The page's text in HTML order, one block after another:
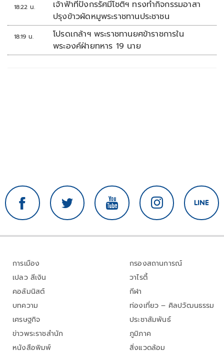
18:22 น.
เจ้าฟ้าทีปังกรรัศมีโชติฯ ทรงทำกิจกรรมอาสา
ปรุงข้าวผัดหมูพระราชทานประชาชน
18:19 น.
โปรดเกล้าฯ พระราชทานยศข้าราชการใน
พระองค์ฝ่ายทหาร 19 นาย
การเมือง
เปลว สีเงิน
คอลัมนิสต์
บทความ
เศรษฐกิจ
ข่าวพระราชสำนัก
หนังสือพิมพ์
กรองสถานการณ์
วาไรตี้
กีฬา
ท่องเที่ยว – ศิลปวัฒนธรรม
ประชาสัมพันธ์
ภูมิภาค
สิ่งแวดล้อม